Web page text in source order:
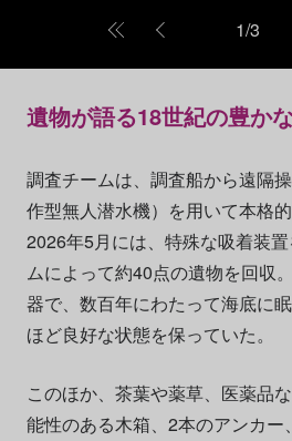
1/3
遺物が語る18世紀の豊か
調査チームは、調査船から遠隔
作型無人潜水機）を用いて本格
2026年5月には、特殊な吸着装
ムによって約40点の遺物を回収
器で、数百年にわたって海底に
ほど良好な状態を保っていた。
このほか、茶葉や薬草、医薬品
能性のある木箱、2本のアンカー